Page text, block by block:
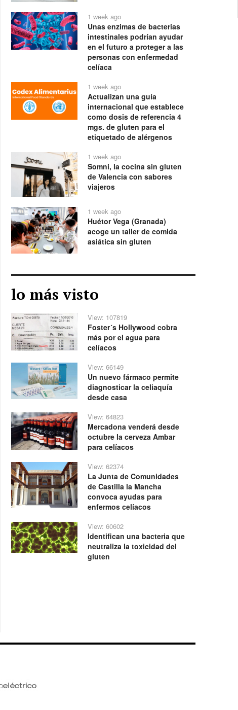
1 week ago
Unas enzimas de bacterias
intestinales podrían ayudar
en el futuro a proteger a las
personas con enfermedad
celíaca
1 week ago
Actualizan una guía
internacional que establece
como dosis de referencia 4
mgs. de gluten para el
etiquetado de alérgenos
1 week ago
Somni, la cocina sin gluten
de Valencia con sabores
viajeros
1 week ago
Huétor Vega (Granada)
acoge un taller de comida
asiática sin gluten
lo más visto
View: 107819
Foster´s Hollywood cobra
más por el agua para
celíacos
View: 66149
Un nuevo fármaco permite
diagnosticar la celiaquía
desde casa
View: 64823
Mercadona venderá desde
octubre la cerveza Ambar
para celíacos
View: 62374
La Junta de Comunidades
de Castilla la Mancha
convoca ayudas para
enfermos celíacos
View: 60602
Identifican una bacteria que
neutraliza la toxicidad del
gluten